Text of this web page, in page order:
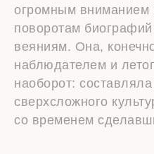
огромным вниманием
поворотам
веяниям. Она,
наблюдателем и
наоборот:
сверхсложного
со временем